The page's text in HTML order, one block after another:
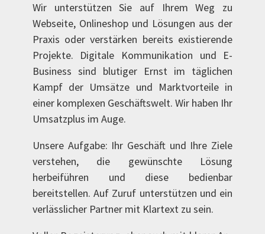
Wir unterstützen Sie auf Ihrem Weg zu
Webseite, Onlineshop und Lösungen aus der
Praxis oder verstärken bereits existierende
Projekte. Digitale Kommunikation und E-
Business sind blutiger Ernst im täglichen
Kampf der Umsätze und Marktvorteile in
einer komplexen Geschäftswelt. Wir haben Ihr
Umsatzplus im Auge.
Unsere Aufgabe: Ihr Geschäft und Ihre Ziele
verstehen, die gewünschte Lösung
herbeiführen und diese bedienbar
bereitstellen. Auf Zuruf unterstützen und ein
verlässlicher Partner mit Klartext zu sein.